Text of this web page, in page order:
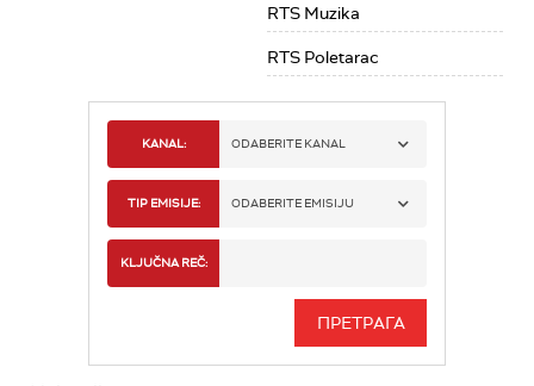
RTS Muzika
RTS Poletarac
KANAL: ODABERITE KANAL
RTS 1
RTS 3
TIP EMISIJE: ODABERITE EMISIJU
INFO
KLJUČNA REČ: